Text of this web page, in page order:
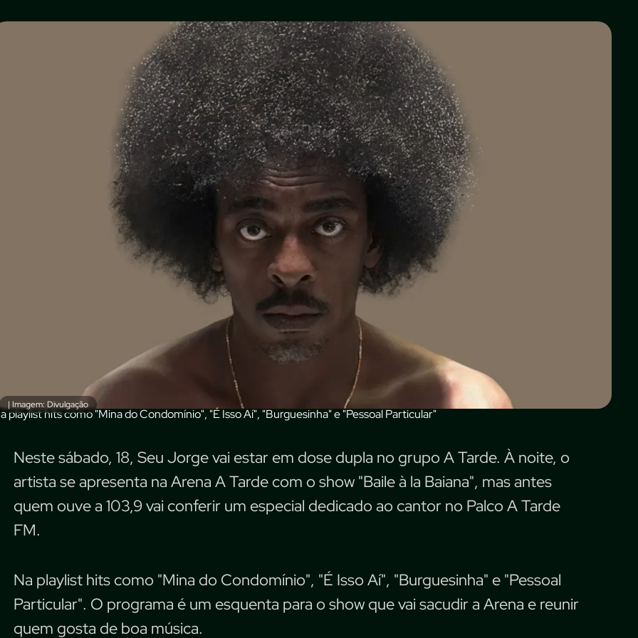
playlist hits como "Mina do Condomínio", "É Isso Aí", "Burguesinha" e "Pessoal Particular"
| Imagem: Divulgação
Neste sábado, 18, Seu Jorge vai estar em dose dupla no grupo A Tarde. À noite, o
artista se apresenta na Arena A Tarde com o show "Baile à la Baiana", mas antes
quem ouve a 103,9 vai conferir um especial dedicado ao cantor no Palco A Tarde
FM.
Na playlist hits como "Mina do Condomínio", "É Isso Aí", "Burguesinha" e "Pessoal
Particular". O programa é um esquenta para o show que vai sacudir a Arena e reunir
quem gosta de boa música.